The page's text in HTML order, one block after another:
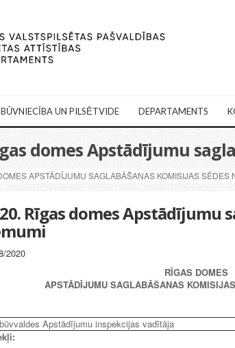
BŪVNIECĪBA UN PILSĒTVIDE DEPARTAMENTS
domes Apstādījumu
APSTĀDĪJUMU SAGLABĀŠANAS KOMISIJAS SĒDES
Rīgas domes Apstādījumu
2020
RĪGAS DOMES
APSTĀDĪJUMU SAGLABĀŠANAS
Apstādījumu inspekcijas vadītāja